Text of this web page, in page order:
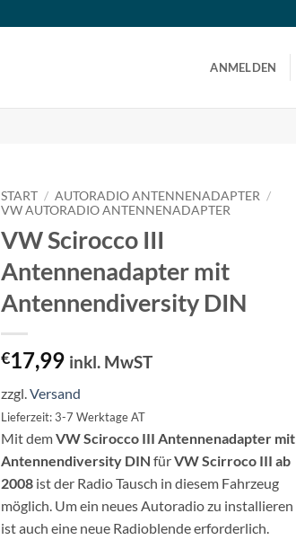
ANMELDEN
START / AUTORADIO ANTENNENADAPTER /
VW AUTORADIO ANTENNENADAPTER
VW Scirocco III
Antennenadapter mit
Antennendiversity DIN
€17,99 inkl. MwST
zzgl. Versand
Lieferzeit: 3-7 Werktage AT
Mit demVW Scirocco III Antennenadapter mit
Antennendiversity DIN fürVW Scirroco III ab
2008 ist der Radio Tausch in diesem Fahrzeug
möglich. Um ein neues Autoradio zu installieren
ist auch eine neue Radioblende erforderlich.